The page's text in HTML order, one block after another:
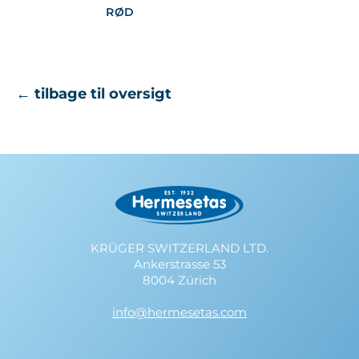
RØD
← tilbage til oversigt
KRÜGER SWITZERLAND LTD.
Ankerstrasse 53
8004 Zürich
info@hermesetas.com